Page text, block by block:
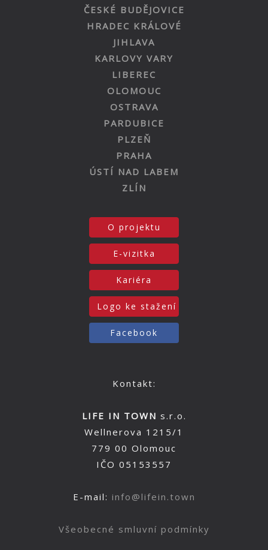
ČESKÉ BUDĚJOVICE
HRADEC KRÁLOVÉ
JIHLAVA
KARLOVY VARY
LIBEREC
OLOMOUC
OSTRAVA
PARDUBICE
PLZEŇ
PRAHA
ÚSTÍ NAD LABEM
ZLÍN
O projektu
E-vizitka
Kariéra
Logo ke stažení
Facebook
Kontakt:
LIFE IN TOWN s.r.o.
Wellnerova 1215/1
779 00 Olomouc
IČO 05153557
E-mail: info@lifein.town
Všeobecné smluvní podmínky